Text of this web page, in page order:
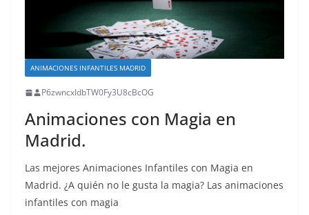
ANIMACIONES INFANTILES MADRID
P6zwncxIdbTW0Fy3U8cBcOG
Animaciones con Magia en
Madrid.
Las mejores Animaciones Infantiles con Magia en
Madrid. ¿A quién no le gusta la magia? Las animaciones
infantiles con magia